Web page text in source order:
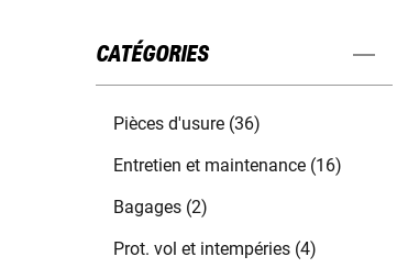
CATÉGORIES
Pièces d'usure (36)
Entretien et maintenance (16)
Bagages (2)
Prot. vol et intempéries (4)